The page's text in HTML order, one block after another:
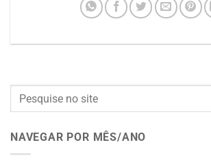
NAVEGAR POR MÊS/ANO